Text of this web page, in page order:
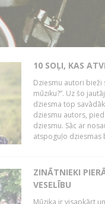
10 SOĻI, KAS
Dziesmu autori bieži
mūziku?”. Uz šo
dziesma top
dziesmu autors,
dziesmu. Sāc ar
atspoguļo dziesmas
ZINĀTNIEKI
VESELĪBU